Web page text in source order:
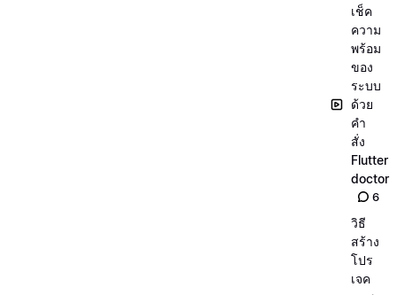
เช็ค
ความ
พร้อม
ของ
ระบบ
ด้วย
คำ
สั่ง
Flutter
doctor
6
วิธี
สร้าง
โปร
เจค